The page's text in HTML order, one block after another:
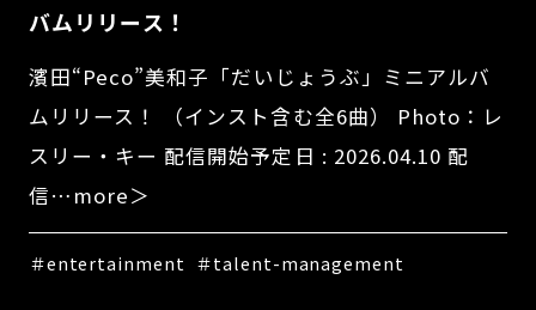
バムリリース！
濱田“Peco”美和子「だいじょうぶ」ミニアルバ
ムリリース！ （インスト含む全6曲） Photo：レ
スリー・キー 配信開始予定日 : 2026.04.10 配
信…more＞
＃entertainment ＃talent-management